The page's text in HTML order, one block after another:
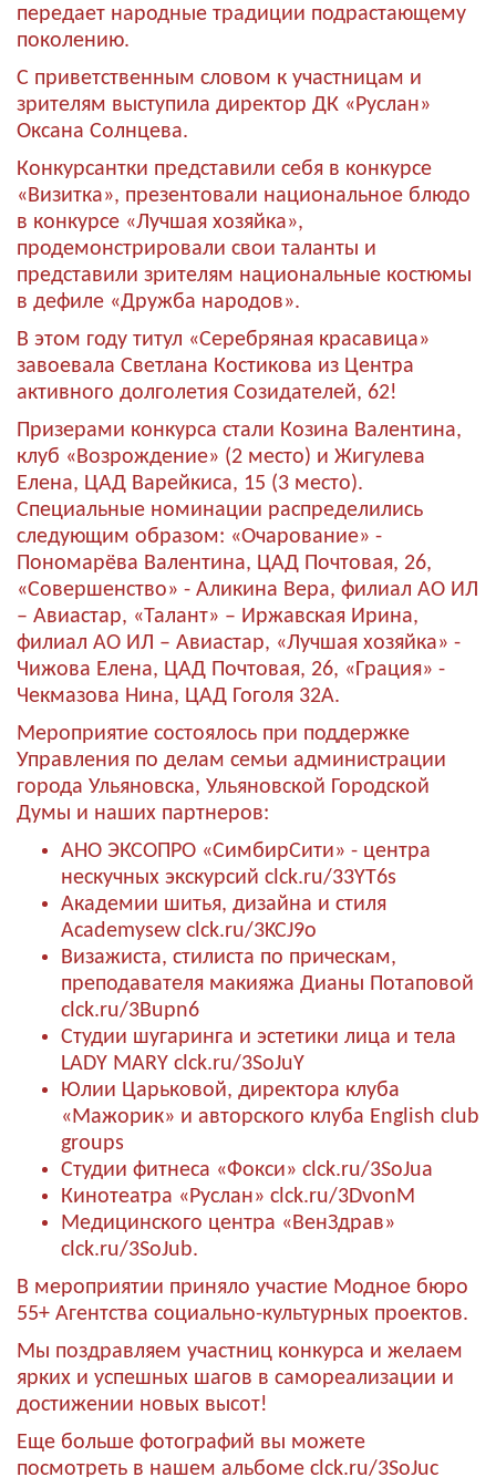
передает народные традиции подрастающему
поколению.
С приветственным словом к участницам и
зрителям выступила директор ДК «Руслан»
Оксана Солнцева.
Конкурсантки представили себя в конкурсе
«Визитка», презентовали национальное блюдо
в конкурсе «Лучшая хозяйка»,
продемонстрировали свои таланты и
представили зрителям национальные костюмы
в дефиле «Дружба народов».
В этом году титул «Серебряная красавица»
завоевала Светлана Костикова из Центра
активного долголетия Созидателей, 62!
Призерами конкурса стали Козина Валентина,
клуб «Возрождение» (2 место) и Жигулева
Елена, ЦАД Варейкиса, 15 (3 место).
Специальные номинации распределились
следующим образом: «Очарование» -
Пономарёва Валентина, ЦАД Почтовая, 26,
«Совершенство» - Аликина Вера, филиал АО ИЛ
– Авиастар, «Талант» – Иржавская Ирина,
филиал АО ИЛ – Авиастар, «Лучшая хозяйка» -
Чижова Елена, ЦАД Почтовая, 26, «Грация» -
Чекмазова Нина, ЦАД Гоголя 32А.
Мероприятие состоялось при поддержке
Управления по делам семьи администрации
города Ульяновска, Ульяновской Городской
Думы и наших партнеров:
АНО ЭКСОПРО «СимбирСити» - центра
нескучных экскурсий clck.ru/33YT6s
Академии шитья, дизайна и стиля
Academysew clck.ru/3KCJ9o
Визажиста, стилиста по прическам,
преподавателя макияжа Дианы Потаповой
clck.ru/3Bupn6
Студии шугаринга и эстетики лица и тела
LADY MARY clck.ru/3SoJuY
Юлии Царьковой, директора клуба
«Мажорик» и авторского клуба English club
groups
Студии фитнеса «Фокси» clck.ru/3SoJua
Кинотеатра «Руслан» clck.ru/3DvonM
Медицинского центра «ВенЗдрав»
clck.ru/3SoJub.
В мероприятии приняло участие Модное бюро
55+ Агентства социально-культурных проектов.
Мы поздравляем участниц конкурса и желаем
ярких и успешных шагов в самореализации и
достижении новых высот!
Еще больше фотографий вы можете
посмотреть в нашем альбоме clck.ru/3SoJuc